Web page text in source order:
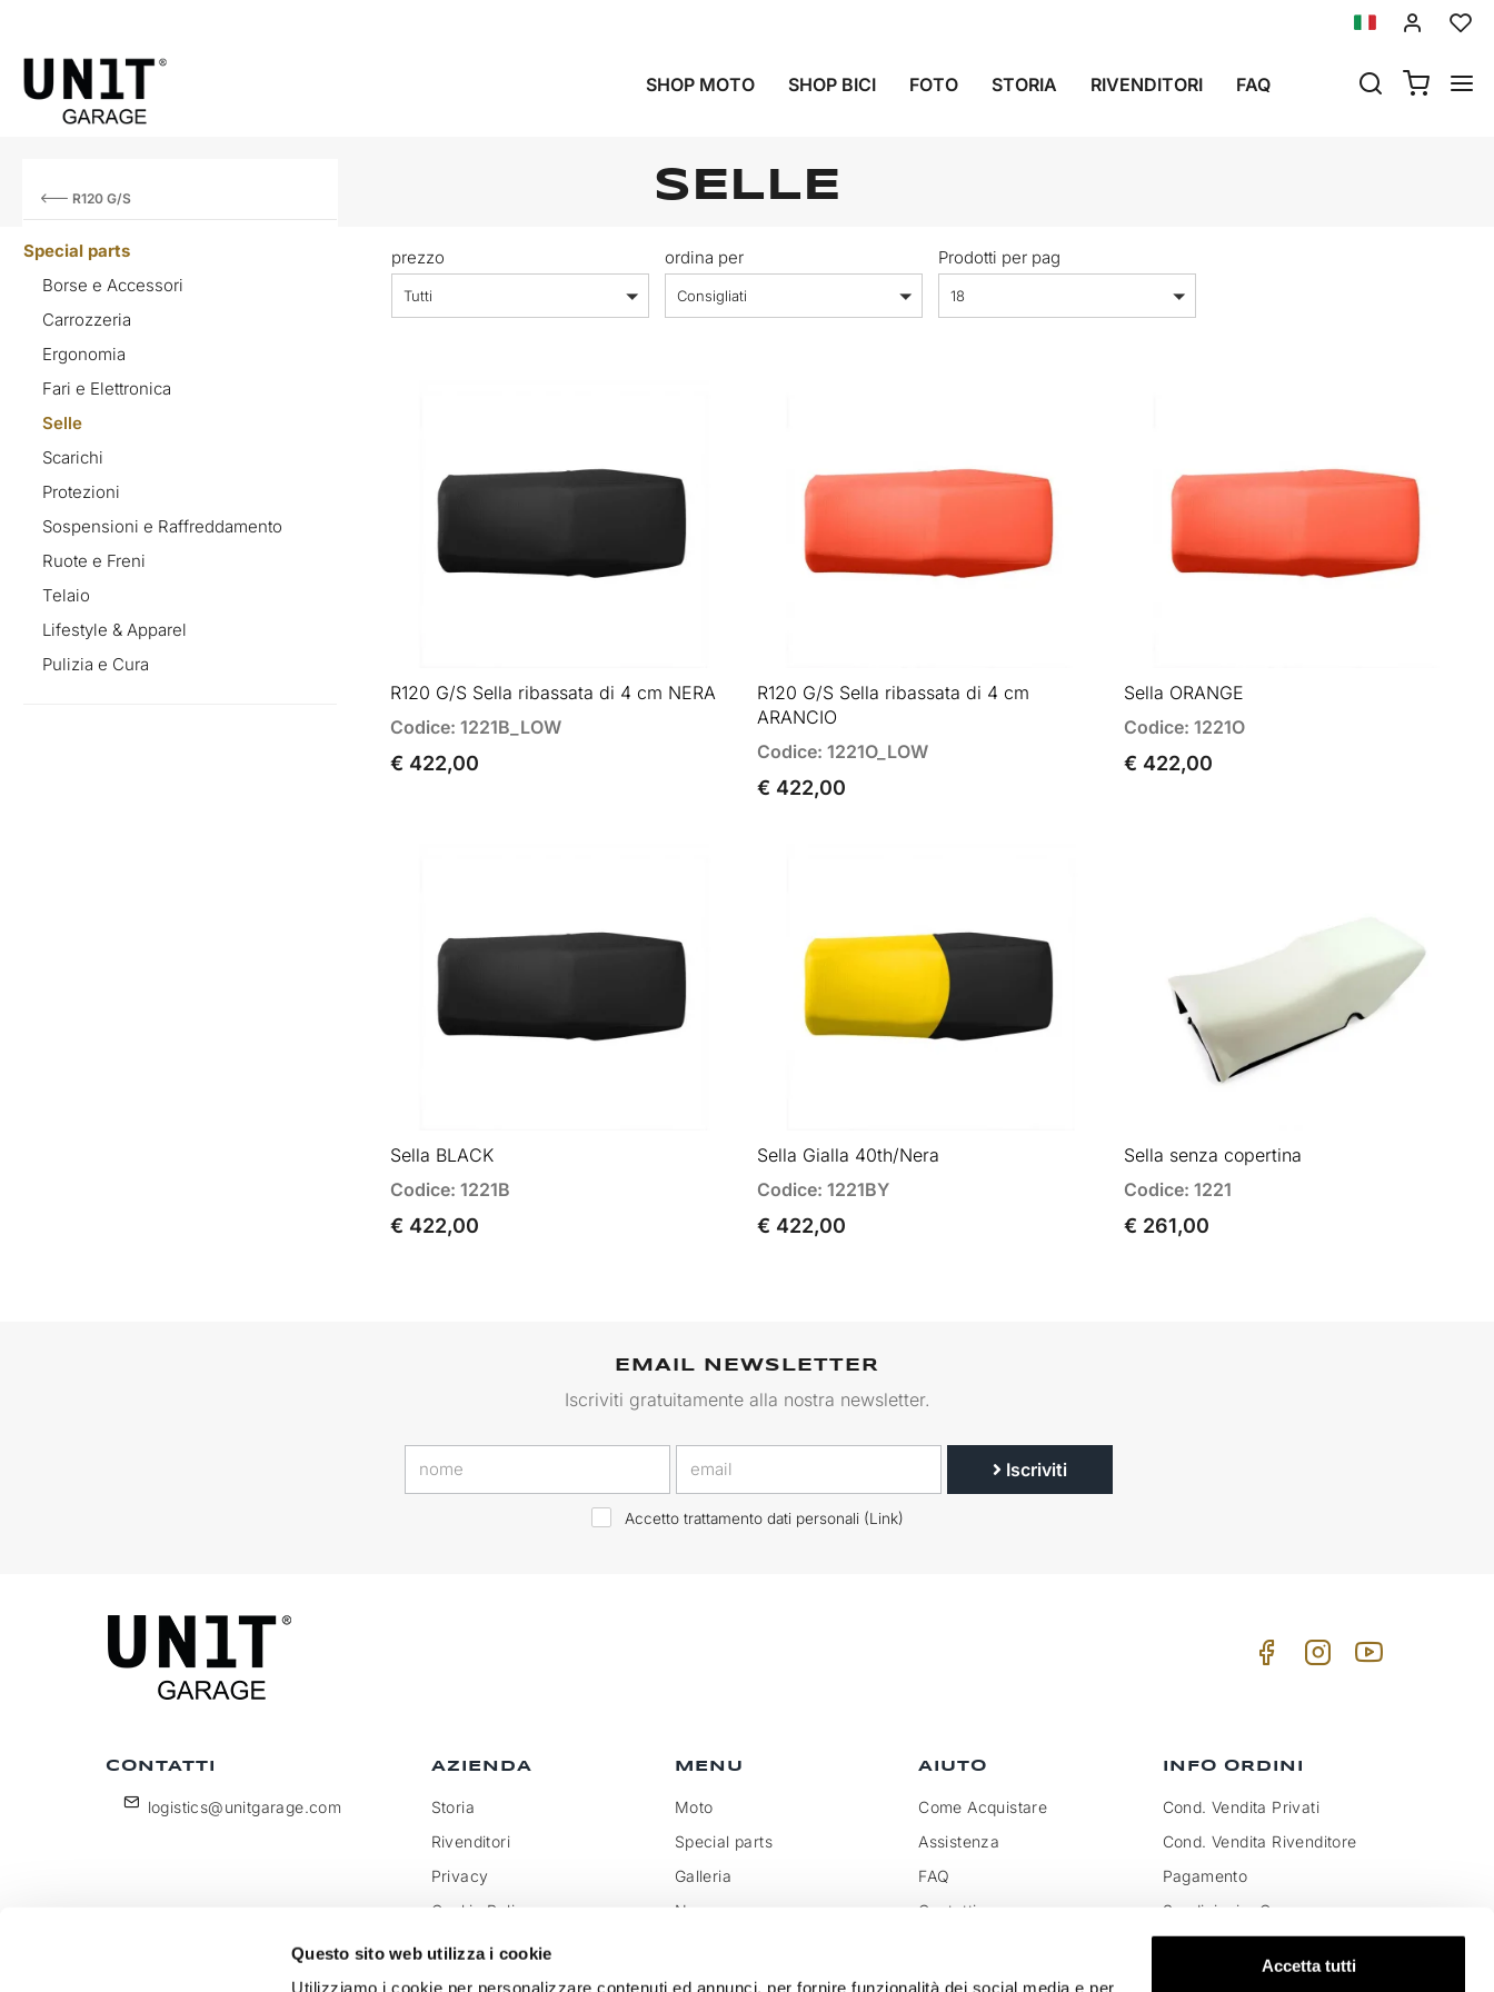
Questo sito web utilizza i cookie
Utilizziamo i cookie per personalizzare contenuti ed annunci, per fornire funzionalità dei social media e per
Accetta tutti
SHOP MOTO SHOP BICI FOTO STORIA RIVENDITORI FAQ
SELLE
R120 G/S
Special parts
Borse e Accessori
Carrozzeria
Ergonomia
Fari e Elettronica
Selle
Scarichi
Protezioni
Sospensioni e Raffreddamento
Ruote e Freni
Telaio
Lifestyle & Apparel
Pulizia e Cura
prezzo
Tutti
ordina per
Consigliati
Prodotti per pag
18
R120 G/S Sella ribassata di 4 cm NERA
Codice: 1221B_LOW
€ 422,00
R120 G/S Sella ribassata di 4 cm
ARANCIO
Codice: 1221O_LOW
€ 422,00
Sella ORANGE
Codice: 1221O
€ 422,00
Sella BLACK
Codice: 1221B
€ 422,00
Sella Gialla 40th/Nera
Codice: 1221BY
€ 422,00
Sella senza copertina
Codice: 1221
€ 261,00
EMAIL NEWSLETTER
Iscriviti gratuitamente alla nostra newsletter.
Iscriviti
Accetto trattamento dati personali (Link)
CONTATTI
logistics@unitgarage.com
AZIENDA
Storia
Rivenditori
Privacy
Cookie Policy
Diventa rivenditore
Feedback
MENU
Moto
Special parts
Galleria
News
Social Wall
AIUTO
Come Acquistare
Assistenza
FAQ
Contatti
INFO ORDINI
Cond. Vendita Privati
Cond. Vendita Rivenditore
Pagamento
Spedizioni e Consegna